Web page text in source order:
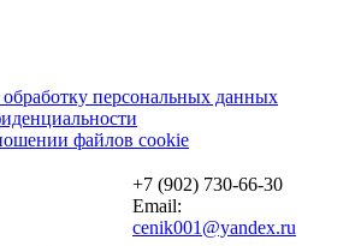
персональных данных
файлов cookie
+7 (902) 730-66-30
Email:
cenik001@yandex.ru